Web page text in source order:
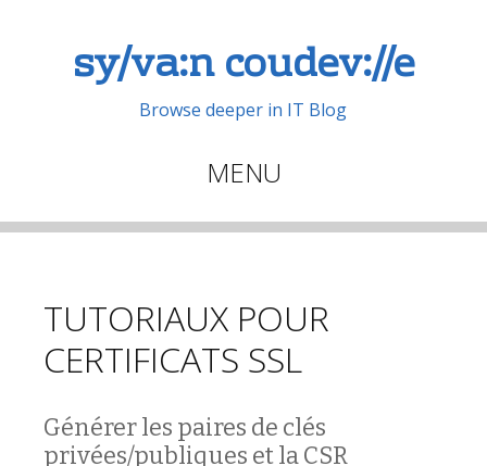
sy/va:n coudev://e
Browse deeper in IT Blog
MENU
Aller
TUTORIAUX POUR
CERTIFICATS SSL
Générer les paires de clés
privées/publiques et la CSR